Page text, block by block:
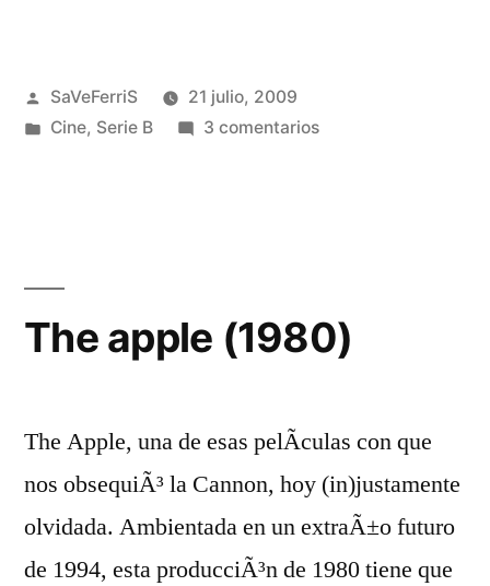
Publicado
por
SaVeFerriS
21 julio, 2009
Publicado
Cine, Serie B 3 comentariosen
aÃ±o
The apple (1980)
The Apple, una de esas pelÃ­culas con que
nos obsequiÃ³ la Cannon, hoy (in)justamente
olvidada. Ambientada en un extraÃ±o futuro
de 1994, esta producciÃ³n de 1980 tiene que